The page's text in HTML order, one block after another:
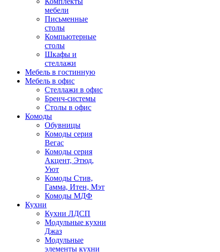
мебели
Письменные
столы
Компьютерные
столы
Шкафы и
стеллажи
Мебель в гостинную
Мебель в офис
Стеллажи в офис
Бренч-системы
Столы в офис
Комоды
Обувницы
Комоды серия
Вегас
Комоды серия
Акцент, Этюд,
Уют
Комоды Стив,
Гамма, Итен, Мэт
Комоды МДФ
Кухни
Кухни ЛДСП
Модульные кухни
Джаз
Модульные
элементы кухни